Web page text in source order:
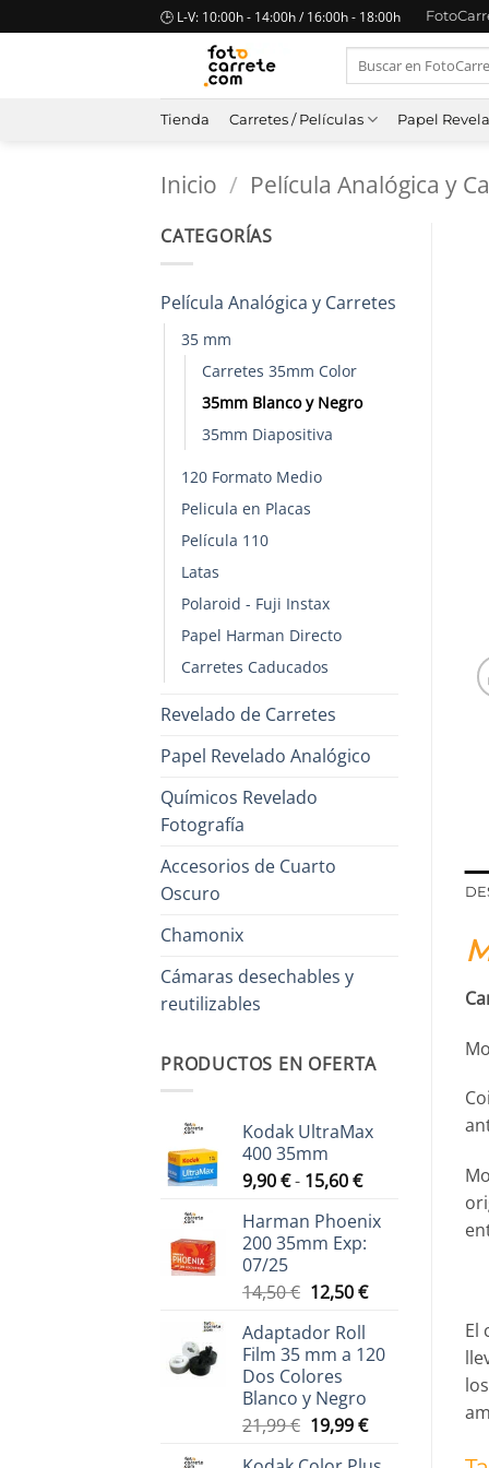
al
🕒 L-V: 10:00h - 14:00h / 16:00h - 18:00h
Buscar
Tienda Carretes / Películas Papel
Inicio / Película Analógica y
CATEGORÍAS
Película Analógica y Carretes
35 mm
Carretes 35mm Color
35mm Blanco y Negro
35mm Diapositiva
120 Formato Medio
Pelicula en Placas
Película 110
Latas
Polaroid - Fuji Instax
Papel Harman Directo
Carretes Caducados
Revelado de Carretes
Papel Revelado Analógico
Químicos Revelado
Fotografía
Accesorios de Cuarto
Oscuro
Chamonix
Cámaras desechables y
reutilizables
PRODUCTOS EN OFERTA
Kodak UltraMax
400 35mm
9,90€- 15,60€Rango
precios:
desde
hasta
Harman Phoenix
200 35mm Exp:
07/25
14,50€ El
original
era:
14,50 €.
12,50€El
es:
Adaptador Roll
Film 35 mm a 120
Dos Colores
Blanco y Negro
21,99€ El
19,99€El
El